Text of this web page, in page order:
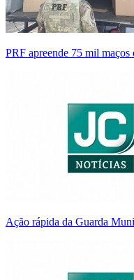
PRF apreende 75 mil
Ação rápida da Guarda